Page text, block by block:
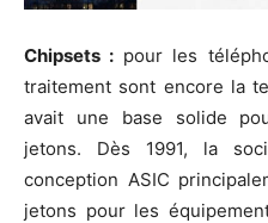
Chipsets : pour les
traitement sont encore la
avait une base solide
jetons. Dès 1991, la
conception ASIC
jetons pour les